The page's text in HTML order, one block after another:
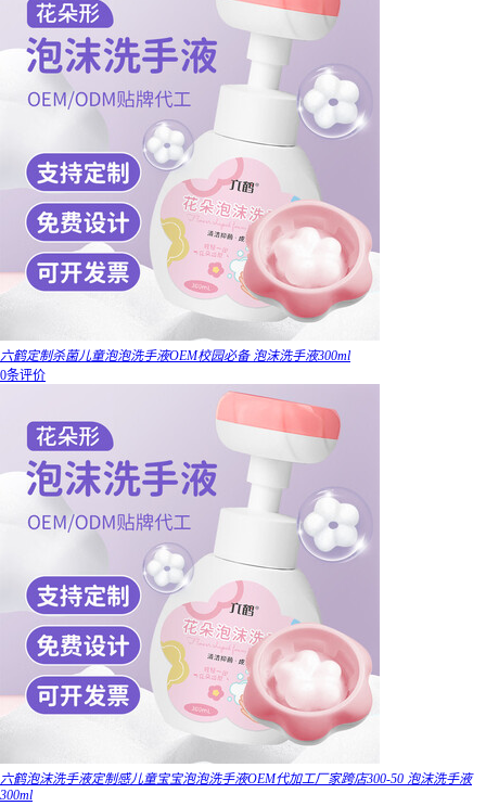
六鹤定制杀菌儿童泡泡洗手液OEM校园必备 泡沫洗手液300ml
0条评价
六鹤泡沫洗手液定制感儿童宝宝泡泡洗手液OEM代加工厂家跨店300-50 泡沫洗手液
300ml